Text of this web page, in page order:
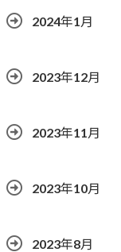
2024年1月
2023年12月
2023年11月
2023年10月
2023年8月